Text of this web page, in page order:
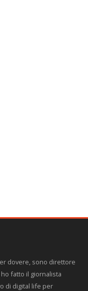
dovere, sono direttore
fatto il giornalista
di digital life per